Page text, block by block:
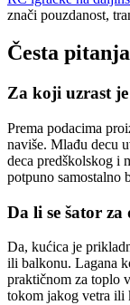
znači pouzdanost,
Česta pitanja
Za koji uzrast je
Prema podacima
naviše. Mlađu decu
deca predškolskog i
potpuno samostalno
Da li se šator
Da, kućica je
ili balkonu. Lagana
praktičnom za toplo
tokom jakog vetra ili